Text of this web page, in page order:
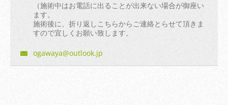
（施術中はお電話に出ることが出来ない場合が御座い
ます。
施術後に、折り返しこちらからご連絡とらせて頂きま
すので宜しくお願い致します。
ogawaya@outlook.jp